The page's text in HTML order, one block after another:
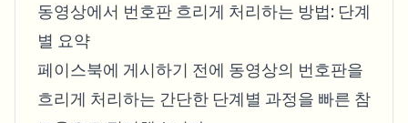
동영상에서 번호판 흐리게 처리하는 방법: 단계
별 요약
페이스북에 게시하기 전에 동영상의 번호판을
흐리게 처리하는 간단한 단계별 과정을 빠른 참